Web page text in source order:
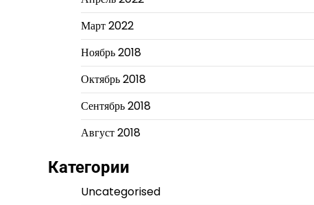
Март 2022
Ноябрь 2018
Октябрь 2018
Сентябрь 2018
Август 2018
Категории
Uncategorised